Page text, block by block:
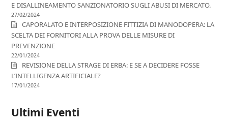
E DISALLINEAMENTO SANZIONATORIO SUGLI ABUSI DI MERCATO.
27/02/2024
CAPORALATO E INTERPOSIZIONE FITTIZIA DI MANODOPERA: LA
SCELTA DEI FORNITORI ALLA PROVA DELLE MISURE DI
PREVENZIONE
22/01/2024
REVISIONE DELLA STRAGE DI ERBA: E SE A DECIDERE FOSSE
L’INTELLIGENZA ARTIFICIALE?
17/01/2024
Ultimi Eventi